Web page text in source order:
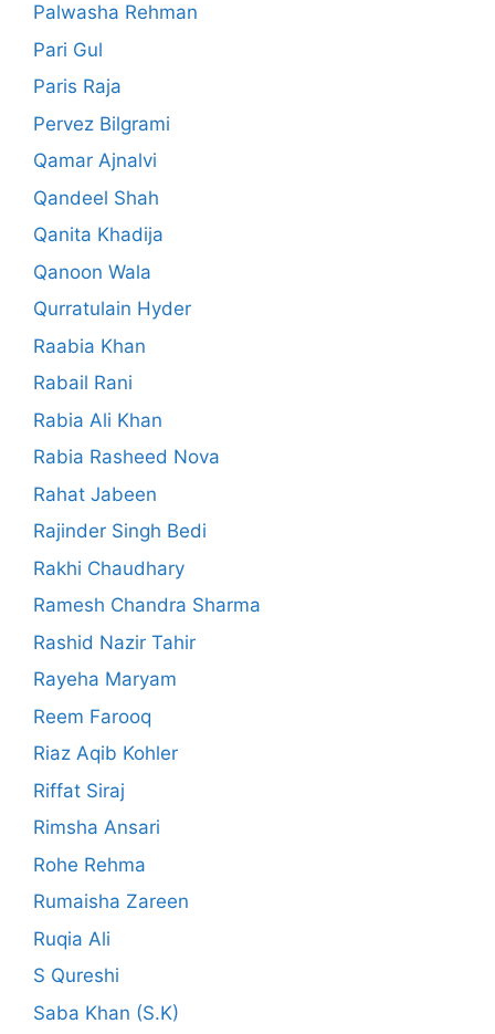
Palwasha Rehman
Pari Gul
Paris Raja
Pervez Bilgrami
Qamar Ajnalvi
Qandeel Shah
Qanita Khadija
Qanoon Wala
Qurratulain Hyder
Raabia Khan
Rabail Rani
Rabia Ali Khan
Rabia Rasheed Nova
Rahat Jabeen
Rajinder Singh Bedi
Rakhi Chaudhary
Ramesh Chandra Sharma
Rashid Nazir Tahir
Rayeha Maryam
Reem Farooq
Riaz Aqib Kohler
Riffat Siraj
Rimsha Ansari
Rohe Rehma
Rumaisha Zareen
Ruqia Ali
S Qureshi
Saba Khan (S.K)